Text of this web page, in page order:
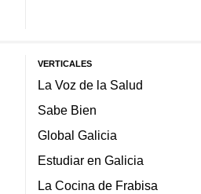
VERTICALES
La Voz de la Salud
Sabe Bien
Global Galicia
Estudiar en Galicia
La Cocina de Frabisa